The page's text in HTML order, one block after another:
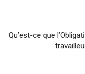
Qu’est-ce que